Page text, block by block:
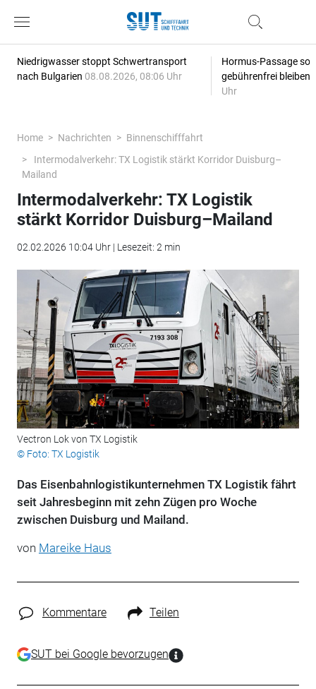
Niedrigwasser stoppt Schwertransport
nach Bulgarien 08.08.2026, 08:06 Uhr
Hormus-Passage
gebührenfrei bleiben
Uhr
Home Nachrichten
Binnenschifffahrt
Intermodalverkehr: TX Logistik stärkt Korridor Duisburg–
Mailand
Intermodalverkehr: TX Logistik
stärkt Korridor Duisburg–Mailand
02.02.2026 10:04 Uhr | Lesezeit: 2 min
Vectron Lok von TX Logistik
© Foto: TX Logistik
Das Eisenbahnlogistikunternehmen TX Logistik fährt
seit Jahresbeginn mit zehn Zügen pro Woche
zwischen Duisburg und Mailand.
von Mareike Haus
Kommentare Teilen
SUT bei Google bevorzugen